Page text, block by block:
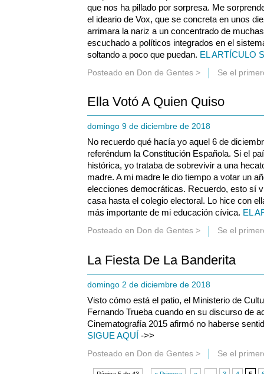
que nos ha pillado por sorpresa. Me
el ideario de Vox, que se concreta en unos
arrimara la nariz a un concentrado de
escuchado a políticos integrados en el
soltando a poco que puedan. EL ARTÍCULO
Posteado en Don de Gentes > Se el
Ella Votó A Quien Quiso
domingo 9 de diciembre de 2018
No recuerdo qué hacía yo aquel 6 de
referéndum la Constitución Española. Si el
histórica, yo trataba de sobrevivir a una
madre. A mi madre le dio tiempo a votar un
elecciones democráticas. Recuerdo, esto sí
casa hasta el colegio electoral. Lo hice con
más importante de mi educación cívica. EL
Posteado en Don de Gentes > Se el
La Fiesta De La Banderita
domingo 2 de diciembre de 2018
Visto cómo está el patio, el Ministerio de
Fernando Trueba cuando en su discurso de
Cinematografía 2015 afirmó no haberse
SIGUE AQUÍ ->>
Posteado en Don de Gentes > Se el